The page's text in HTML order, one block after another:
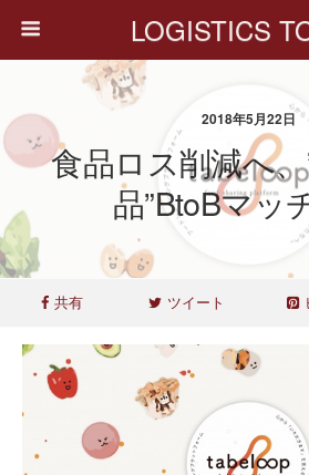
LOGISTICS
2018年5月22日
食品ロス削減へ
品”BtoBマッ
共有 ツイート